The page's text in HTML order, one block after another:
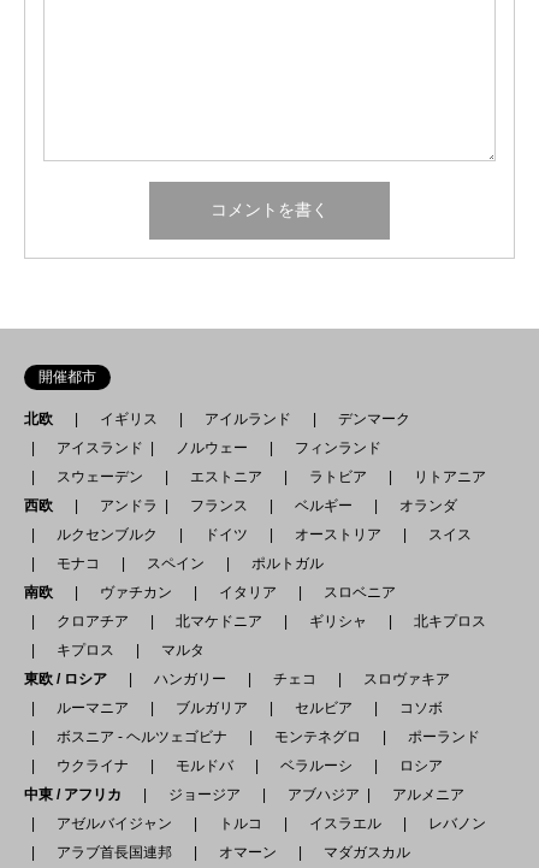
開催都市
北欧 イギリス アイルランド
デンマーク
アイスランド
ノルウェー
フィンランド
スウェーデン
エストニア ラトビア
リトアニア
西欧
アンドラ フランス ベルギー
オランダ
ルクセンブルク
ドイツ オーストリア
スイス
モナコ
スペイン
ポルトガル
南欧
ヴァチカン イタリア
スロベニア
クロアチア
北マケドニア ギリシャ
北キプロス
キプロス
マルタ
東欧 / ロシア
ハンガリー チェコ
スロヴァキア
ルーマニア
ブルガリア セルビア
コソボ
ボスニア - ヘルツェゴビナ
モンテネグロ
ポーランド
ウクライナ
モルドバ ベラルーシ
ロシア
中東 / アフリカ
ジョージア アブハジア
アルメニア
アゼルバイジャン
トルコ イスラエル
レバノン
アラブ首長国連邦
オマーン
マダガスカル